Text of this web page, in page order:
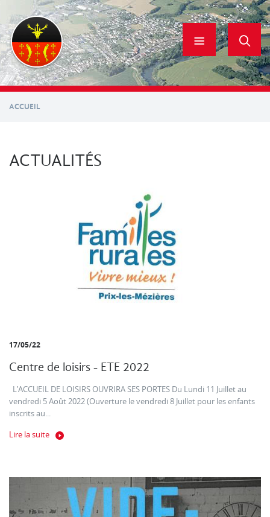
contenu
principal
ACCUEIL
ACTUALITÉS
17/05/22
Centre de loisirs - ETE 2022
L’ACCUEIL DE LOISIRS OUVRIRA SES PORTES Du Lundi 11 Juillet au
vendredi 5 Août 2022 (Ouverture le vendredi 8 Juillet pour les enfants
inscrits au...
Lire la suite